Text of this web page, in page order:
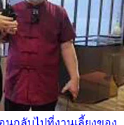
กลับไปที่งานเลี้ยงของ